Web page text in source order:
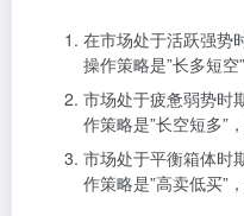
在市场处于活跃强势
操作策略是”长多短空
市场处于疲惫弱势时
作策略是”长空短多”
市场处于平衡箱体时
作策略是”高卖低买”